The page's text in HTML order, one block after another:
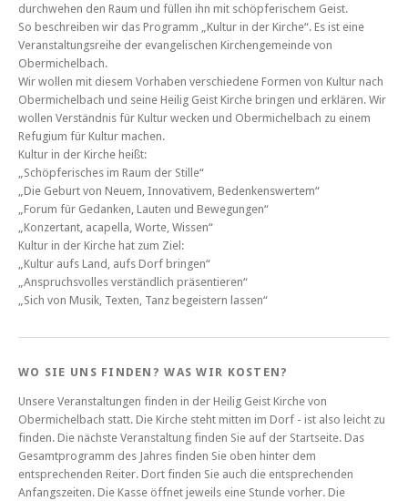
durchwehen den Raum und füllen ihn mit schöpferischem Geist.
So beschreiben wir das Programm „Kultur in der Kirche“. Es ist eine
Veranstaltungsreihe der evangelischen Kirchengemeinde von
Obermichelbach.
Wir wollen mit diesem Vorhaben verschiedene Formen von Kultur nach
Obermichelbach und seine Heilig Geist Kirche bringen und erklären. Wir
wollen Verständnis für Kultur wecken und Obermichelbach zu einem
Refugium für Kultur machen.
Kultur in der Kirche heißt:
„Schöpferisches im Raum der Stille“
„Die Geburt von Neuem, Innovativem, Bedenkenswertem“
„Forum für Gedanken, Lauten und Bewegungen“
„Konzertant, acapella, Worte, Wissen“
Kultur in der Kirche hat zum Ziel:
„Kultur aufs Land, aufs Dorf bringen“
„Anspruchsvolles verständlich präsentieren“
„Sich von Musik, Texten, Tanz begeistern lassen“
WO SIE UNS FINDEN? WAS WIR KOSTEN?
Unsere Veranstaltungen finden in der Heilig Geist Kirche von
Obermichelbach statt. Die Kirche steht mitten im Dorf - ist also leicht zu
finden. Die nächste Veranstaltung finden Sie auf der Startseite. Das
Gesamtprogramm des Jahres finden Sie oben hinter dem
entsprechenden Reiter. Dort finden Sie auch die entsprechenden
Anfangszeiten. Die Kasse öffnet jeweils eine Stunde vorher. Die